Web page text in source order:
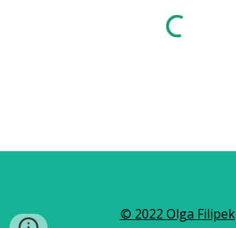
© 2022 Olga Filipek